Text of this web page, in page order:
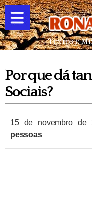
Por que dá
Sociais?
15 de novembro de
pessoas